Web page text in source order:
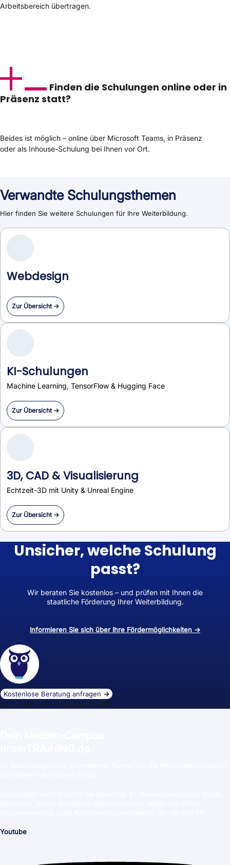
Arbeitsbereich übertragen.
Finden die Schulungen online oder in
Präsenz statt?
Beides ist möglich – online über Microsoft Teams, in Präsenz
oder als Inhouse-Schulung bei Ihnen vor Ort.
Verwandte Schulungsthemen
Hier finden Sie weitere Schulungen für Ihre Weiterbildung.
Webdesign
Zur Übersicht →
KI-Schulungen
Machine Learning, TensorFlow & Hugging Face
Zur Übersicht →
3D, CAD & Visualisierung
Echtzeit-3D mit Unity & Unreal Engine
Zur Übersicht →
Unsicher, welche Schulung
passt?
Wir beraten Sie kostenlos – und prüfen mit Ihnen die
staatliche Förderung Ihrer Weiterbildung.
Informieren Sie sich über Ihre Fördermöglichkeiten →
Kostenlose Beratung anfragen →
oder direkt: +49 (0)30 558 72 445
Youtube